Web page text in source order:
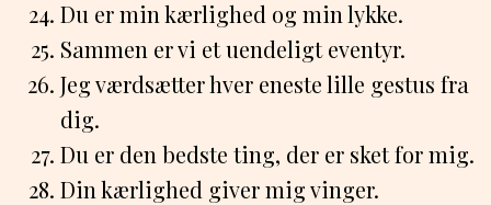
Du er min kærlighed og min lykke.
Sammen er vi et uendeligt eventyr.
Jeg værdsætter hver eneste lille gestus fra
dig.
Du er den bedste ting, der er sket for mig.
Din kærlighed giver mig vinger.